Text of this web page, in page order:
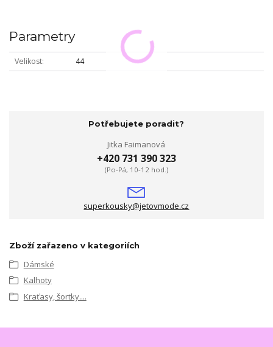
Parametry
Velikost 44
Potřebujete poradit?
Jitka Faimanová
+420 731 390 323
(Po-Pá, 10-12 hod.)
superkousky@jetovmode.cz
Zboží zařazeno v kategoriích
Dámské
Kalhoty
Kraťasy, šortky....